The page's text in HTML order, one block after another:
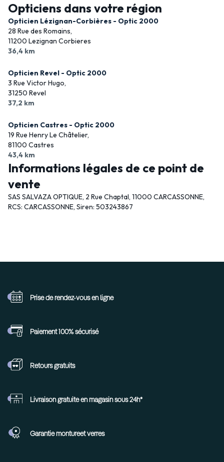
Opticiens dans votre région
Opticien Lézignan-Corbières - Optic 2000
28 Rue des Romains,
11200 Lezignan Corbieres
36,4 km
Opticien Revel - Optic 2000
3 Rue Victor Hugo,
31250 Revel
37,2 km
Opticien Castres - Optic 2000
19 Rue Henry Le Châtelier,
81100 Castres
43,4 km
Informations légales de ce point de
vente
SAS SALVAZA OPTIQUE, 2 Rue Chaptal, 11000 CARCASSONNE,
RCS: CARCASSONNE, Siren: 503243867
Prise de rendez-vous en ligne
Paiement 100%sécurisé
Retoursgratuits
Livraison gratuite en magasin sous 24h*
Garantie montureet verres